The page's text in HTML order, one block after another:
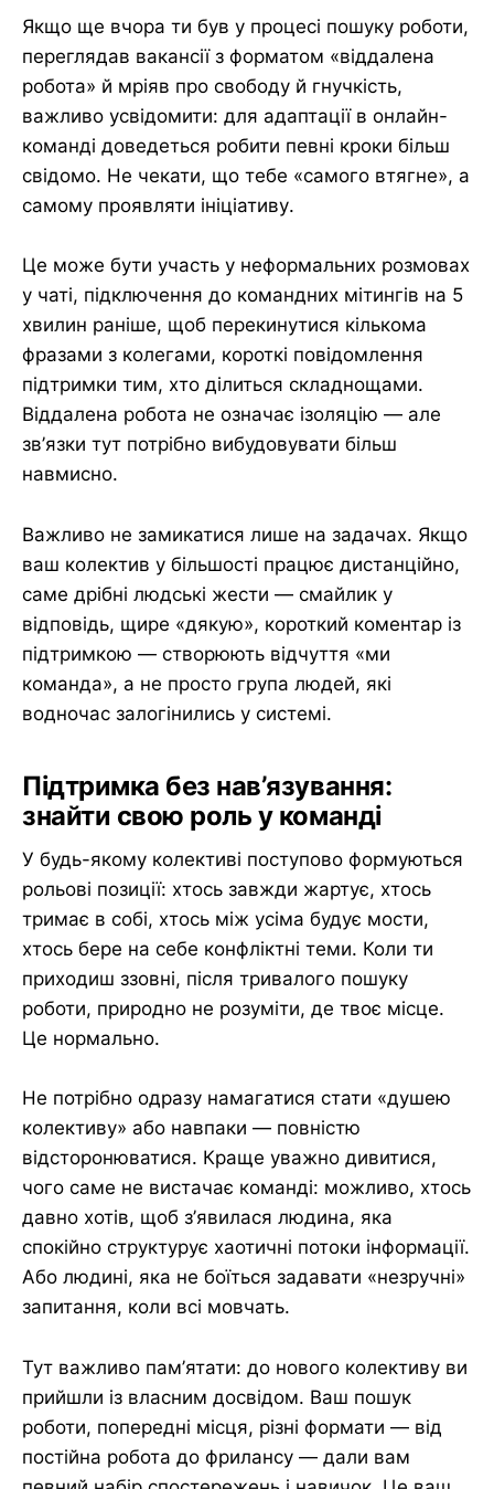
Якщо ще вчора ти був у процесі пошуку роботи,
переглядав вакансії з форматом «віддалена
робота» й мріяв про свободу й гнучкість,
важливо усвідомити: для адаптації в онлайн-
команді доведеться робити певні кроки більш
свідомо. Не чекати, що тебе «самого втягне», а
самому проявляти ініціативу.
Це може бути участь у неформальних розмовах
у чаті, підключення до командних мітингів на 5
хвилин раніше, щоб перекинутися кількома
фразами з колегами, короткі повідомлення
підтримки тим, хто ділиться складнощами.
Віддалена робота не означає ізоляцію — але
зв’язки тут потрібно вибудовувати більш
навмисно.
Важливо не замикатися лише на задачах. Якщо
ваш колектив у більшості працює дистанційно,
саме дрібні людські жести — смайлик у
відповідь, щире «дякую», короткий коментар із
підтримкою — створюють відчуття «ми
команда», а не просто група людей, які
водночас залогінились у системі.
Підтримка без нав’язування:
знайти свою роль у команді
У будь-якому колективі поступово формуються
рольові позиції: хтось завжди жартує, хтось
тримає в собі, хтось між усіма будує мости,
хтось бере на себе конфліктні теми. Коли ти
приходиш ззовні, після тривалого пошуку
роботи, природно не розуміти, де твоє місце.
Це нормально.
Не потрібно одразу намагатися стати «душею
колективу» або навпаки — повністю
відсторонюватися. Краще уважно дивитися,
чого саме не вистачає команді: можливо, хтось
давно хотів, щоб з’явилася людина, яка
спокійно структурує хаотичні потоки інформації.
Або людині, яка не боїться задавати «незручні»
запитання, коли всі мовчать.
Тут важливо пам’ятати: до нового колективу ви
прийшли із власним досвідом. Ваш пошук
роботи, попередні місця, різні формати — від
постійна робота до фрилансу — дали вам